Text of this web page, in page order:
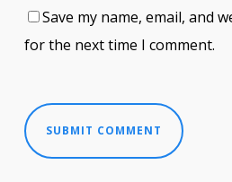
Save my name, email, and
for the next time I comment.